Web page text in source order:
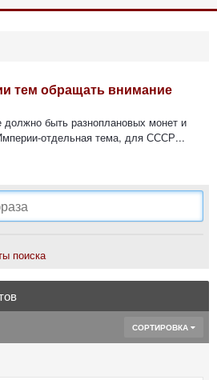
тем обращать внимание
должно быть разноплановых монет и
отдельная тема, для СССР...
поиска
СОРТИРОВКА